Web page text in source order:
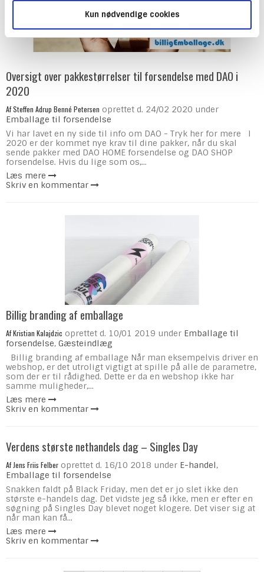
Kun nødvendige cookies
Oversigt over pakkestørrelser til forsendelse med DAO i
2020
AfSteffen Adrup Benné Petersen oprettet d. 24/02 2020 under
Emballage til forsendelse
Vi har lavet en ny side til info om DAO - Tryk her for mere I
2020 er der kommet nye krav til dine pakker, når du skal
sende pakker med DAO HOME forsendelse og DAO SHOP
forsendelse. Hvis du lige som os,...
Læs mere
Skriv en kommentar
Billig branding af emballage
AfKristian Kalajdzic oprettet d. 10/01 2019 under Emballage til
forsendelse, Gæsteindlæg
Billig branding af emballage Når man eksempelvis driver en
webshop, er det utroligt vigtigt at spille på alle de parametre,
som der er til rådighed. Dette er da en webshop ikke har
samme muligheder,...
Læs mere
Skriv en kommentar
Verdens største nethandels dag – Singles Day
AfJens Friis Felber oprettet d. 16/10 2018 under E-handel,
Emballage til forsendelse
Snakken faldt på Black Friday, men det er jo slet ikke den
største e-handels dag. Det vidste jeg så ikke, men er efter en
søgning på Singles Day blevet noget klogere. Det viser sig at
når man kan få...
Læs mere
Skriv en kommentar